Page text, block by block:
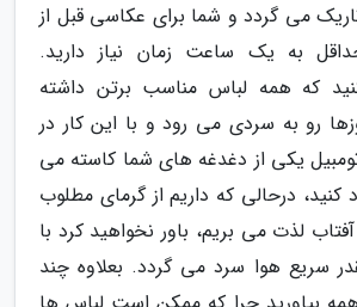
می گردد و شما برای عکاسی قبل از
به یک ساعت زمان نیاز دارید.
که همه لباس مناسب برتن داشته
رو به سردی می رود و با این کار در
یکی از دغدغه های شما کاسته می
کنید، درحالی که داریم از گرمای مطلوب
لذت می بریم، باور نخواهید کرد با
سریع هوا سرد می گردد. بعلاوه چند